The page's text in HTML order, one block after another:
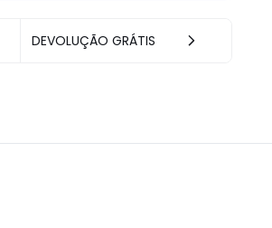
DEVOLUÇÃO GRÁTIS